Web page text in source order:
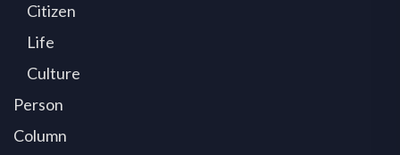
Citizen
Life
Culture
Person
Column